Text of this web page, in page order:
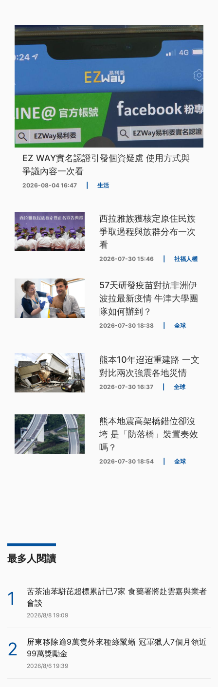
EZ WAY實名認證引發個資疑慮 使用方式與
爭議內容一次看
2026-08-04 16:47 生活
西拉雅族獲核定原住民族
爭取過程與族群分布一次
看
2026-07-30 15:46 社福人權
57天研發疫苗對抗非洲伊
波拉最新疫情 牛津大學團
隊如何辦到？
2026-07-30 18:38 全球
熊本10年迢迢重建路 一文
對比兩次強震各地災情
2026-07-30 16:37 全球
熊本地震高架橋錯位卻沒
垮 是「防落橋」裝置奏效
嗎？
2026-07-30 18:54 全球
最多人閱讀
1
苦茶油苯駢芘超標累計已7家 食藥署將赴雲嘉與業者
會談
2026/8/8 19:09
2
屏東移除逾9萬隻外來種綠鬣蜥 冠軍獵人7個月領近
99萬獎勵金
2026/8/6 19:39